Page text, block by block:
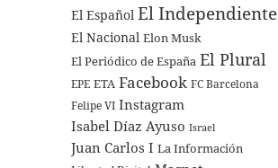
El Español El Independiente
El Nacional Elon Musk
El Periódico de España El Plural
EPE ETA Facebook FC Barcelona
Felipe VI Instagram
Isabel Díaz Ayuso Israel
Juan Carlos I La Información